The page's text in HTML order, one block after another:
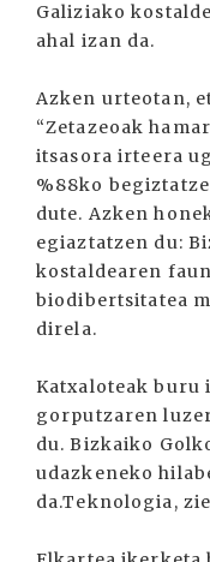
Galiziako
ahal izan da.
Azken urteotan,
“Zetazeoak
itsasora irteera
%88ko
dute. Azken
egiaztatzen du:
kostaldearen
biodibertsitatea
direla.
Katxaloteak buru
gorputzaren
du. Bizkaiko
udazkeneko
da.Teknologia,